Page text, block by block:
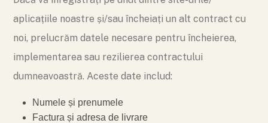
aplicațiile noastre și/sau încheiați un alt contract cu
noi, prelucrăm datele necesare pentru încheierea,
implementarea sau rezilierea contractului
dumneavoastră. Aceste date includ:
Numele și prenumele
Factura și adresa de livrare